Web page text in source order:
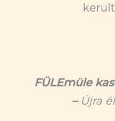
FÜLEmüle
–Újra